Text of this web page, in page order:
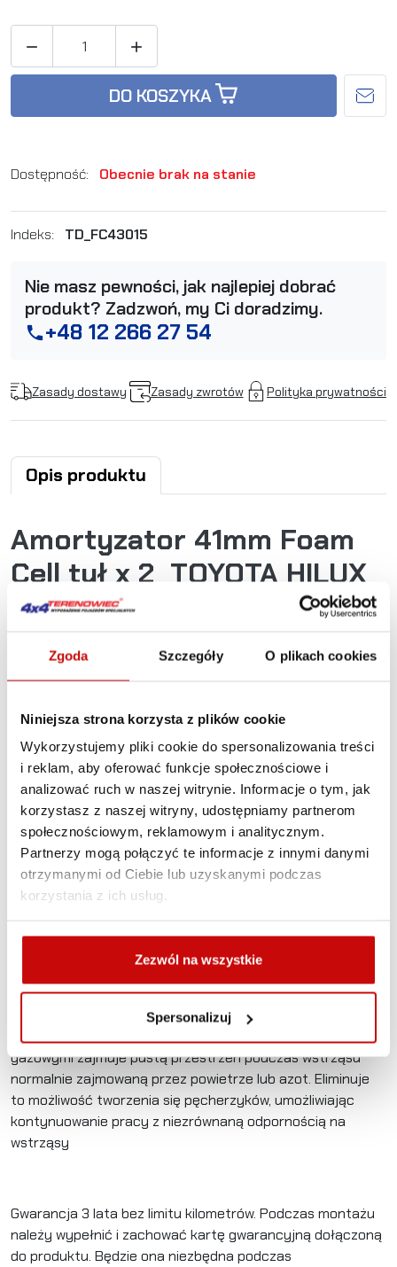
Zgoda Szczegóły O plikach cookies
Niniejsza strona korzysta z plików cookie
Wykorzystujemy pliki cookie do spersonalizowania treści
i reklam, aby oferować funkcje społecznościowe i
analizować ruch w naszej witrynie. Informacje o tym, jak
korzystasz z naszej witryny, udostępniamy partnerom
społecznościowym, reklamowym i analitycznym.
Partnerzy mogą połączyć te informacje z innymi danymi
otrzymanymi od Ciebie lub uzyskanymi podczas
korzystania z ich usług.
Zezwól na wszystkie
Spersonalizuj
 
DO KOSZYKA
Dostępność: Obecnie brak na stanie
Indeks: TD_FC43015
Nie masz pewności, jak najlepiej dobrać
produkt? Zadzwoń, my Ci doradzimy.
phone+48 12 266 27 54
Zasady dostawy Zasady zwrotów Polityka prywatności
Opis produktu
Amortyzator 41mm Foam
Cell tył x 2 TOYOTA HILUX
REVO od 10/2015 lift
40mm
Wielokrotnie nagradzany amortyzator Foam Cell firmy
Niezależnie od tego, czy wybierasz się w teren
okazjonalnie w weekend, czy przez większą część roku,
amortyzatory Foam Cell poradzą sobie z każdym
zastosowaniem.
„Foam Cell” to mikro komórkowa wkładka z pianki, która
pomaga diametralnie zmniejszyć skutki wstrząsów
przenoszonych przez amortyzatory, dzięki czemu działają
lepiej przez dłuższy czas, nawet na najtrudniejszych
nierównościach. Kawitacja i napowietrzanie są zgubą
olej i gaz w komorze zewnętrznej zaczynają się mieszać
i tworzą pęcherzyki, obniżając lepkość oleju. Kiedy ten
napowietrzony olej przechodzi przez zawór, zmniejsza się
opór, co uniemożliwia prawidłowe działanie amortyzatora.
Wkładka Foam Cell z uwięzionymi mikro komórkami
gazowymi zajmuje pustą przestrzeń podczas wstrząsu
normalnie zajmowaną przez powietrze lub azot. Eliminuje
to możliwość tworzenia się pęcherzyków, umożliwiając
kontynuowanie pracy z niezrównaną odpornością na
wstrząsy
Gwarancja 3 lata bez limitu kilometrów. Podczas montażu
należy wypełnić i zachować kartę gwarancyjną dołączoną
do produktu. Będzie ona niezbędna podczas